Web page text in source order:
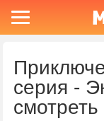
серия -